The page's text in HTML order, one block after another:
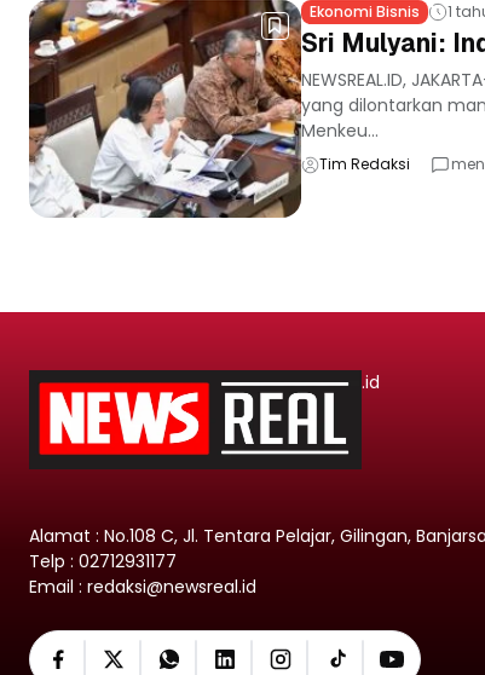
Ekonomi Bisnis 1
Sri Mulyani:
NEWSREAL.ID,
yang dilontarkan
Menkeu...
Tim Redaksi
.id
Alamat : No.108 C, Jl. Tentara Pelajar, Gilingan,
Telp : 02712931177
Email : redaksi@newsreal.id